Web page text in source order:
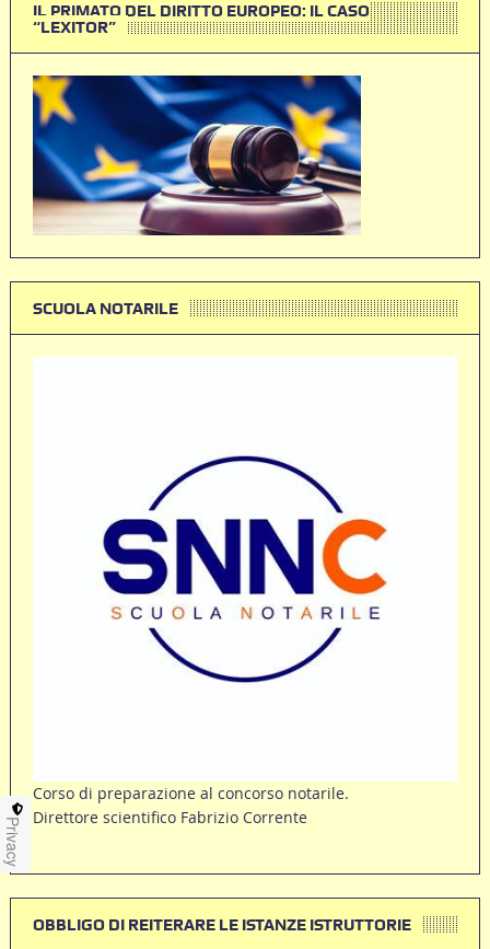
IL PRIMATO DEL DIRITTO EUROPEO: IL CASO
“LEXITOR”
SCUOLA NOTARILE
Corso di preparazione al concorso notarile.
Direttore scientifico Fabrizio Corrente
OBBLIGO DI REITERARE LE ISTANZE ISTRUTTORIE
Privacy